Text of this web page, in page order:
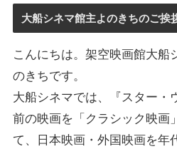
大船シネマ館主よのきちのご挨
こんにちは。架空映画館大船
のきちです。
大船シネマでは、『スター・
前の映画を「クラシック映画
て、日本映画・外国映画を年